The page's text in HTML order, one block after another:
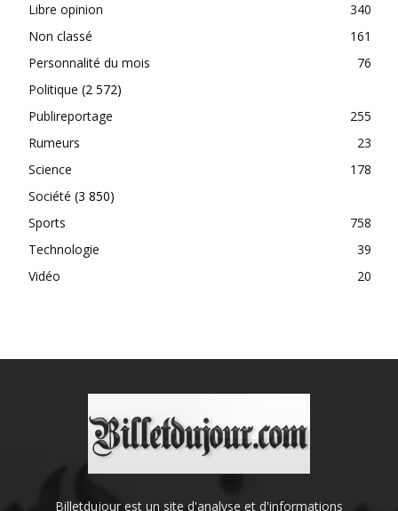
Libre opinion
340
Non classé
161
Personnalité du mois
76
Politique (2 572)
Publireportage
255
Rumeurs
23
Science
178
Société (3 850)
Sports
758
Technologie
39
Vidéo
20
Billetdujour est un site d'analyse et d'informations